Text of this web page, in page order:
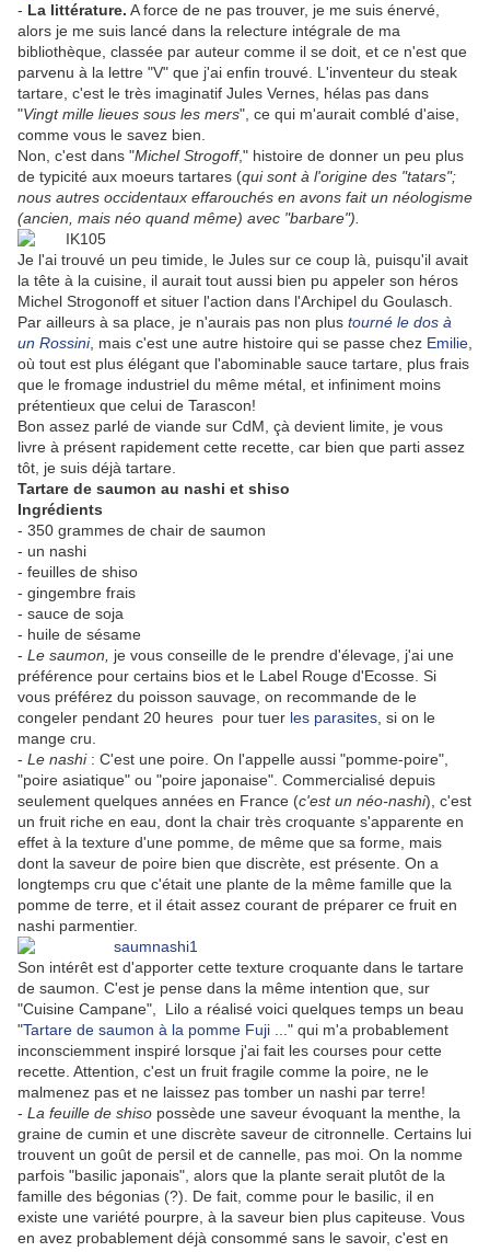
- La littérature. A force de ne pas trouver, je me suis énervé,
alors je me suis lancé dans la relecture intégrale de ma
bibliothèque, classée par auteur comme il se doit, et ce n'est que
parvenu à la lettre "V" que j'ai enfin trouvé. L'inventeur du steak
tartare, c'est le très imaginatif Jules Vernes, hélas pas dans
"Vingt mille lieues sous les mers", ce qui m'aurait comblé d'aise,
comme vous le savez bien.
Non, c'est dans "Michel Strogoff," histoire de donner un peu plus
de typicité aux moeurs tartares (qui sont à l'origine des "tatars";
nous autres occidentaux effarouchés en avons fait un néologisme
(ancien, mais néo quand même) avec "barbare").
Je l'ai trouvé un peu timide, le Jules sur ce coup là, puisqu'il avait
la tête à la cuisine, il aurait tout aussi bien pu appeler son héros
Michel Strogonoff et situer l'action dans l'Archipel du Goulasch.
Par ailleurs à sa place, je n'aurais pas non plus tourné le dos à
un Rossini, mais c'est une autre histoire qui se passe chez Emilie
où tout est plus élégant que l'abominable sauce tartare, plus frais
que le fromage industriel du même métal, et infiniment moins
prétentieux que celui de Tarascon!
Bon assez parlé de viande sur CdM, çà devient limite, je vous
livre à présent rapidement cette recette, car bien que parti assez
tôt, je suis déjà tartare.
Tartare de saumon au nashi et shiso
Ingrédients
- 350 grammes de chair de saumon
- un nashi
- feuilles de shiso
- gingembre frais
- sauce de soja
- huile de sésame
- Le saumon,
je vous conseille de le prendre d'élevage, j'ai une
préférence pour certains bios et le Label Rouge d'Ecosse. Si
vous préférez du poisson sauvage, on recommande de le
congeler pendant 20 heures pour tuer les parasites , si on le
mange cru.
- Le nashi: C'est une poire. On l'appelle aussi "pomme-poire",
"poire asiatique" ou "poire japonaise". Commercialisé depuis
seulement quelques années en France (c'est un néo-nashi), c'est
un fruit riche en eau, dont la chair très croquante s'apparente en
effet à la texture d'une pomme, de même que sa forme, mais
dont la saveur de poire bien que discrète, est présente. On a
longtemps cru que c'était une plante de la même famille que la
pomme de terre, et il était assez courant de préparer ce fruit en
nashi parmentier.
Son intérêt est d'apporter cette texture croquante dans le tartare
de saumon. C'est je pense dans la même intention que, sur
"Cuisine Campane", Lilo a réalisé voici quelques temps un beau
"Tartare de saumon à la pomme Fuji
..." qui m'a probablement
inconsciemment inspiré lorsque j'ai fait les courses pour cette
recette. Attention, c'est un fruit fragile comme la poire, ne le
malmenez pas et ne laissez pas tomber un nashi par terre!
- La feuille de shiso possède une saveur évoquant la menthe, la
graine de cumin et une discrète saveur de citronnelle. Certains lui
trouvent un goût de persil et de cannelle, pas moi. On la nomme
parfois "basilic japonais", alors que la plante serait plutôt de la
famille des bégonias (?). De fait, comme pour le basilic, il en
existe une variété pourpre, à la saveur bien plus capiteuse. Vous
en avez probablement déjà consommé sans le savoir, c'est en